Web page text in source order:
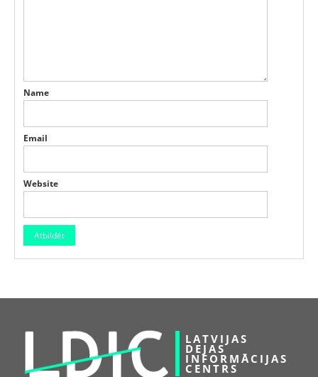
Name
Email
Website
LATVIJAS
DEJAS
INFORMĀCIJAS
CENTRS